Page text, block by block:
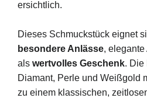
ersichtlich.
Dieses Schmuckstück eignet
besondere Anlässe,
als wertvolles Geschenk. Die
Diamant, Perle und Weißgold
zu einem klassischen,